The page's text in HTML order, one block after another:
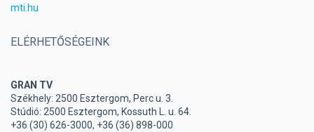
mti.hu
ELÉRHETŐSÉGEINK
GRAN TV
Székhely: 2500 Esztergom, Perc u. 3.
Stúdió: 2500 Esztergom, Kossuth L. u. 64.
+36 (30) 626-3000, +36 (36) 898-000